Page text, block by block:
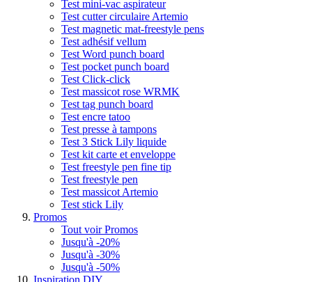
Test mini-vac aspirateur
Test cutter circulaire Artemio
Test magnetic mat-freestyle pens
Test adhésif vellum
Test Word punch board
Test pocket punch board
Test Click-click
Test massicot rose WRMK
Test tag punch board
Test encre tatoo
Test presse à tampons
Test 3 Stick Lily liquide
Test kit carte et enveloppe
Test freestyle pen fine tip
Test freestyle pen
Test massicot Artemio
Test stick Lily
Promos
Tout voir Promos
Jusqu'à -20%
Jusqu'à -30%
Jusqu'à -50%
Inspiration DIY